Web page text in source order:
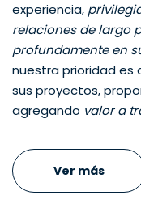
experiencia,
relaciones de largo
profundamente en
nuestra prioridad es
sus proyectos,
agregando valor a
Ver más